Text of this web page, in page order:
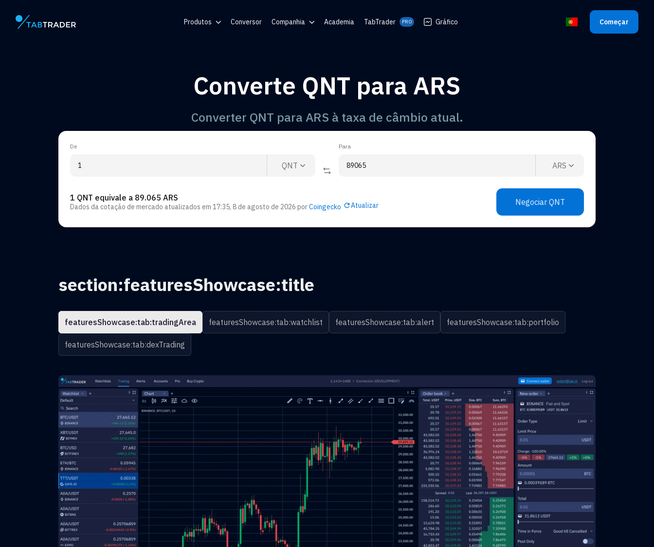
Página principal Produtos
Gerador QR
Conversor Companhia Academia TabTrader PRO Gráfico Selecione o idioma
Começar
Converte QNT para ARS
Converter QNT para ARS à taxa de câmbio atual.
De
QNT
Para
ARS
1 QNT equivale a 89.065 ARS
Dados da cotação de mercado atualizados em 17:35, 8 de agosto de 2026 porCoingecko Atualizar Negociar QNT
section:featuresShowcase:title
featuresShowcase:tab:tradingArea featuresShowcase:tab:watchlist featuresShowcase:tab:alert featuresShowcase:tab:portfolio
featuresShowcase:tab:dexTrading